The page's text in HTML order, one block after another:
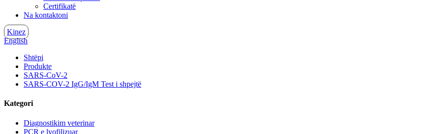
Certifikatë
Na kontaktoni
Kinez
English
Shtëpi
Produkte
SARS-CoV-2
SARS-COV-2 IgG/IgM Test i shpejtë
Kategori
Diagnostikim veterinar
PCR e lyofilizuar